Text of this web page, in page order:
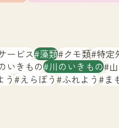
ービス 藻類 クモ類 特定
いきもの 川のいきもの
う えらぼう ふれよう ま